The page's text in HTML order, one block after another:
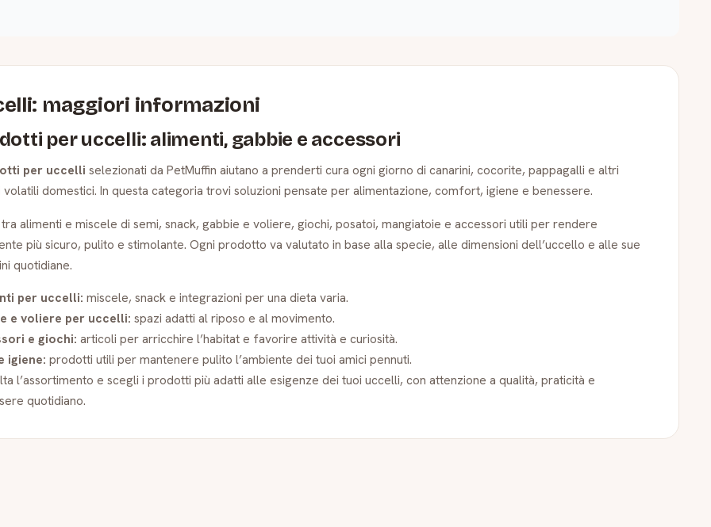
maggiori informazioni
per uccelli: alimenti, gabbie e accessori
per uccelli selezionati da PetMuffin aiutano a prenderti cura ogni giorno di canarini, cocorite, pappagalli e altri
volatili domestici. In questa categoria trovi soluzioni pensate per alimentazione, comfort, igiene e benessere.
alimenti e miscele di semi, snack, gabbie e voliere, giochi, posatoi, mangiatoie e accessori utili per rendere
più sicuro, pulito e stimolante. Ogni prodotto va valutato in base alla specie, alle dimensioni dell’uccello e alle sue
quotidiane.
per uccelli: miscele, snack e integrazioni per una dieta varia.
e voliere per uccelli: spazi adatti al riposo e al movimento.
e giochi: articoli per arricchire l’habitat e favorire attività e curiosità.
igiene: prodotti utili per mantenere pulito l’ambiente dei tuoi amici pennuti.
l’assortimento e scegli i prodotti più adatti alle esigenze dei tuoi uccelli, con attenzione a qualità, praticità e
quotidiano.